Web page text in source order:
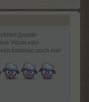
(positiv
Worte ein)
kommen auch mal